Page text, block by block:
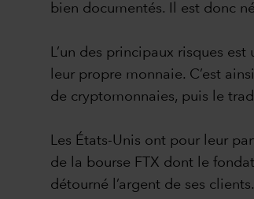
bien documentés. Il est donc
L’un des principaux risques
leur propre monnaie. C’est
de cryptomonnaies, puis le
Les États-Unis ont pour leur
de la bourse FTX dont le
détourné l’argent de ses